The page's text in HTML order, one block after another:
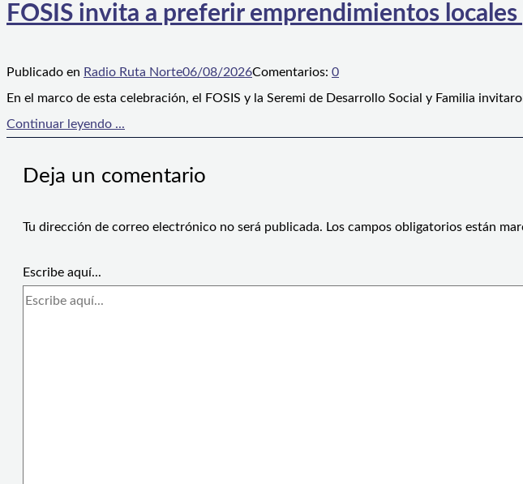
FOSIS invita a preferir emprendimientos
Publicado en Radio Ruta Norte06/08/2026Comentarios: 0
En el marco de esta celebración, el FOSIS y la Seremi de Desarrollo Social y Familia
Continuar leyendo ...
Deja un comentario
Tu dirección de correo electrónico no será publicada. Los campos obligatorios están
Escribe aquí...